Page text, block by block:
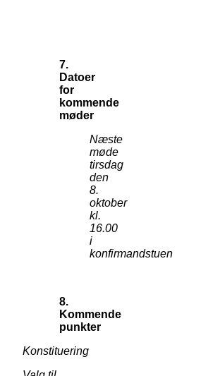
7.
Datoer
for
kommende
møder
Næste
møde
tirsdag
den
8.
oktober
kl.
16.00
i
konfirmandstuen
8.
Kommende
punkter
Konstituering